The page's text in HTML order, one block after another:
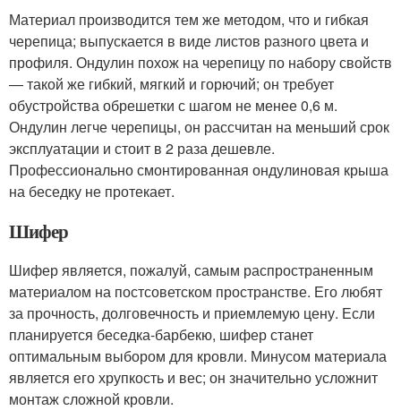
Материал производится тем же методом, что и гибкая
черепица; выпускается в виде листов разного цвета и
профиля. Ондулин похож на черепицу по набору свойств
— такой же гибкий, мягкий и горючий; он требует
обустройства обрешетки с шагом не менее 0,6 м.
Ондулин легче черепицы, он рассчитан на меньший срок
эксплуатации и стоит в 2 раза дешевле.
Профессионально смонтированная ондулиновая крыша
на беседку не протекает.
Шифер
Шифер является, пожалуй, самым распространенным
материалом на постсоветском пространстве. Его любят
за прочность, долговечность и приемлемую цену. Если
планируется беседка-барбекю, шифер станет
оптимальным выбором для кровли. Минусом материала
является его хрупкость и вес; он значительно усложнит
монтаж сложной кровли.